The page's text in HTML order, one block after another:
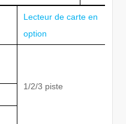
Lecteur de carte en
option
1/2/3 piste